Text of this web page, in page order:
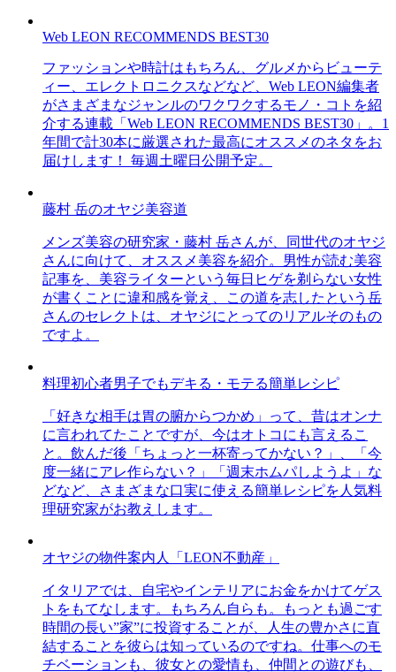
Web LEON RECOMMENDS BEST30
ファッションや時計はもちろん、グルメからビューテ
ィー、エレクトロニクスなどなど、Web LEON編集者
がさまざまなジャンルのワクワクするモノ・コトを紹
介する連載「Web LEON RECOMMENDS BEST30」。1
年間で計30本に厳選された最高にオススメのネタをお
届けします！ 毎週土曜日公開予定。
藤村 岳のオヤジ美容道
メンズ美容の研究家・藤村 岳さんが、同世代のオヤジ
さんに向けて、オススメ美容を紹介。男性が読む美容
記事を、美容ライターという毎日ヒゲを剃らない女性
が書くことに違和感を覚え、この道を志したという岳
さんのセレクトは、オヤジにとってのリアルそのもの
ですよ。
料理初心者男子でもデキる・モテる簡単レシピ
「好きな相手は胃の腑からつかめ」って、昔はオンナ
に言われてたことですが、今はオトコにも言えるこ
と。飲んだ後「ちょっと一杯寄ってかない？」、「今
度一緒にアレ作らない？」「週末ホムパしようよ」な
どなど、さまざまな口実に使える簡単レシピを人気料
理研究家がお教えします。
オヤジの物件案内人「LEON不動産」
イタリアでは、自宅やインテリアにお金をかけてゲス
トをもてなします。もちろん自らも。もっとも過ごす
時間の長い”家”に投資することが、人生の豊かさに直
結することを彼らは知っているのですね。仕事へのモ
チベーションも、彼女との愛情も、仲間との遊びも、